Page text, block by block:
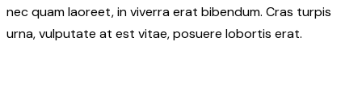
nec quam laoreet, in viverra erat bibendum. Cras turpis
urna, vulputate at est vitae, posuere lobortis erat.